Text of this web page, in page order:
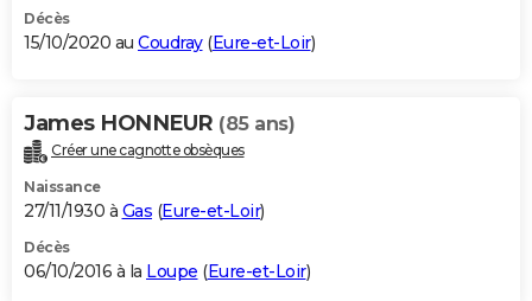
Décès
15/10/2020 au Coudray(Eure-et-Loir)
James HONNEUR (85 ans)
Créer une cagnotte obsèques
Naissance
27/11/1930 à Gas (Eure-et-Loir)
Décès
06/10/2016 à la Loupe (Eure-et-Loir)